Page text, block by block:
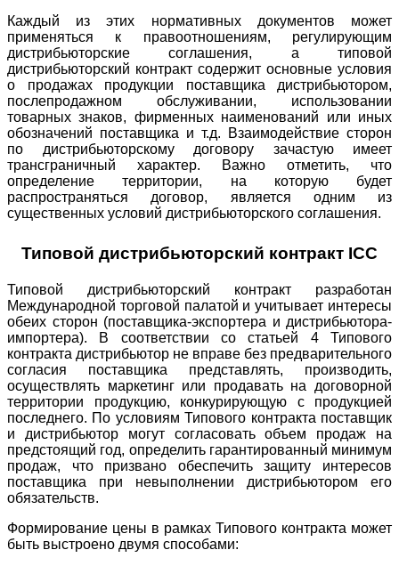
Каждый из этих нормативных документов может
применяться к правоотношениям, регулирующим
дистрибьюторские соглашения, а типовой
дистрибьюторский контракт содержит основные условия
о продажах продукции поставщика дистрибьютором,
послепродажном обслуживании, использовании
товарных знаков, фирменных наименований или иных
обозначений поставщика и т.д. Взаимодействие сторон
по дистрибьюторскому договору зачастую имеет
трансграничный характер. Важно отметить, что
определение территории, на которую будет
распространяться договор, является одним из
существенных условий дистрибьюторского соглашения.
Типовой дистрибьюторский контракт ICC
Типовой дистрибьюторский контракт разработан
Международной торговой палатой и учитывает интересы
обеих сторон (поставщика-экспортера и дистрибьютора-
импортера). В соответствии со статьей 4 Типового
контракта дистрибьютор не вправе без предварительного
согласия поставщика представлять, производить,
осуществлять маркетинг или продавать на договорной
территории продукцию, конкурирующую с продукцией
последнего. По условиям Типового контракта поставщик
и дистрибьютор могут согласовать объем продаж на
предстоящий год, определить гарантированный минимум
продаж, что призвано обеспечить защиту интересов
поставщика при невыполнении дистрибьютором его
обязательств.
Формирование цены в рамках Типового контракта может
быть выстроено двумя способами: